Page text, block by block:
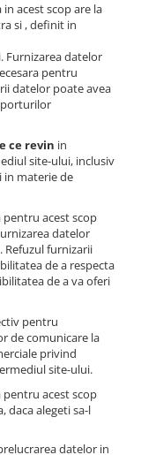
acest scop are la
si , definit in
datelor
pentru
datelor poate avea
ce revin in
site-ului, inclusiv
in materie de
acest scop
datelor
Refuzul furnizarii
de a respecta
de a va oferi
pentru
de comunicare la
privind
site-ului.
acest scop
daca alegeti sa-l
datelor in